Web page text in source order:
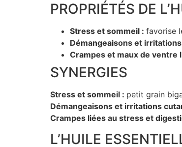
PROPRIÉTÉS DE
Stress et sommeil : favorise
Démangeaisons et
Crampes et maux de ventre
SYNERGIES
Stress et sommeil : petit grain
Démangeaisons et irritations
Crampes liées au stress et
L’HUILE